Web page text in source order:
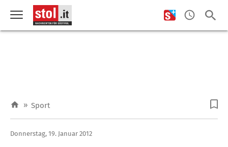
» Sport
Donnerstag, 19. Januar 2012